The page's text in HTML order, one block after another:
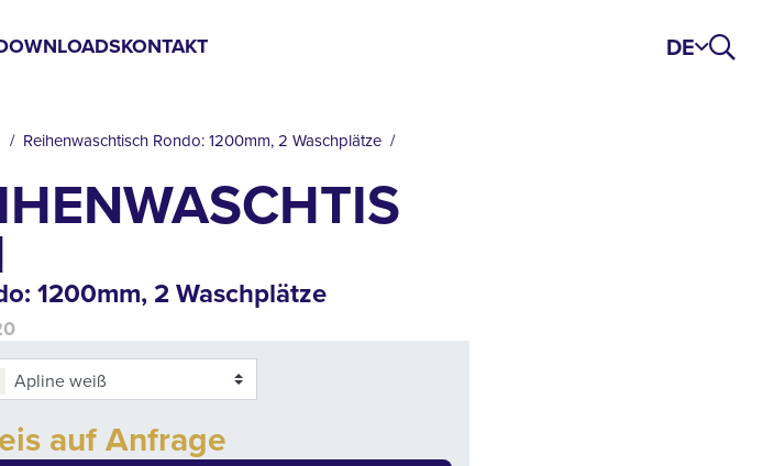
KONTAKT DE
Reihenwaschtisch Rondo: 1200mm, 2 Waschplätze
1200mm, 2 Waschplätze
Apline weiß
to cartauf Anfrage